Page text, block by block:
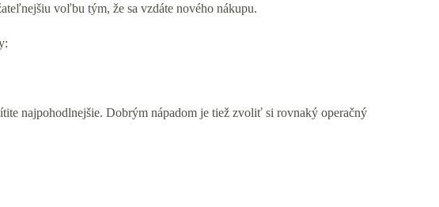
voľbu tým, že sa vzdáte nového nákupu.
najpohodlnejšie. Dobrým nápadom je tiež zvoliť si rovnaký operačný